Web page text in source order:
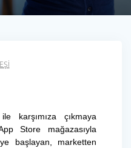
karşımıza çıkmaya
Store mağazasıyla
başlayan, marketten